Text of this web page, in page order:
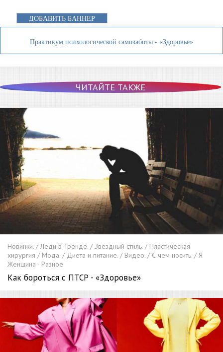
ДОБАВИТЬ БАННЕР
Практикум психологической самозаботы - «Здоровье»
ЧИТАЙТЕ ТАКЖЕ
Новинки. / Леди в Тренде. / Звездный стиль. / Пластическая
хирургия / Мода. / Диета и питание. / Видео. / С чем носить. / Я
Женщина - Разное
Как бороться с ПТСР - «Здоровье»